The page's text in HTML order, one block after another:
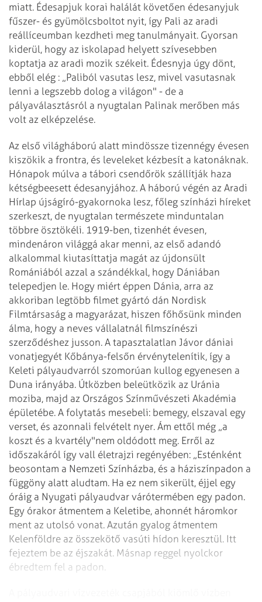
miatt. Édesapjuk korai halálát követően édesanyjuk
fűszer- és gyümölcsboltot nyit, így Pali az aradi
reállíceumban kezdheti meg tanulmányait. Gyorsan
kiderül, hogy az iskolapad helyett szívesebben
koptatja az aradi mozik székeit. Édesnyja úgy dönt,
ebből elég : „Paliból vasutas lesz, mivel vasutasnak
lenni a legszebb dolog a világon" - de a
pályaválasztásról a nyugtalan Palinak merőben más
volt az elképzelése.
Az első világháború alatt mindössze tizennégy évesen
kiszökik a frontra, és leveleket kézbesít a katonáknak.
Hónapok múlva a tábori csendőrök szállítják haza
kétségbeesett édesanyjához. A háború végén az Aradi
Hírlap újságíró-gyakornoka lesz, főleg színházi híreket
szerkeszt, de nyugtalan természete minduntalan
többre ösztökéli. 1919-ben, tizenhét évesen,
mindenáron világgá akar menni, az első adandó
alkalommal kiutasíttatja magát az újdonsült
Romániából azzal a szándékkal, hogy Dániában
telepedjen le. Hogy miért éppen Dánia, arra az
akkoriban legtöbb filmet gyártó dán Nordisk
Filmtársaság a magyarázat, hiszen főhősünk minden
álma, hogy a neves vállalatnál filmszínészi
szerződéshez jusson. A tapasztalatlan Jávor dániai
vonatjegyét Kőbánya-felsőn érvénytelenítik, így a
Keleti pálya­udvarról szomorúan kullog egyenesen a
Duna irányába. Útközben beleütközik az Uránia
moziba, majd az Országos Színművészeti Akadémia
épületébe. A folytatás mesebeli: bemegy, elszaval egy
verset, és azonnali felvételt nyer. Ám ettől még „a
koszt és a kvartély"nem oldódott meg. Erről az
időszakáról így vall életrajzi regényében: „Esténként
beosontam a Nemzeti Színházba, és a háziszínpadon a
függöny alatt aludtam. Ha ez nem sikerült, éjjel egy
óráig a Nyugati pályaudvar várótermében egy padon.
Egy órakor átmentem a Keletibe, ahonnét háromkor
ment az utolsó vonat. Azután gyalog átmentem
Kelenföldre az összekötő vasúti hídon keresztül. Itt
fejeztem be az éjszakát. Másnap reggel nyolckor
ébredtem fel a padon.